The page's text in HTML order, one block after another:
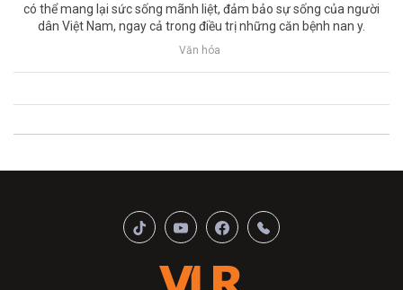
có thể mang lại sức sống mãnh liệt, đảm bảo sự sống của người
dân Việt Nam, ngay cả trong điều trị những căn bệnh nan y.
Văn hóa